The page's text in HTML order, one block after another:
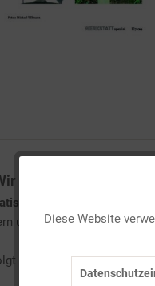
sind immer auf dem
und Pfingsten geht
Denkansätzen, was
Diese Website